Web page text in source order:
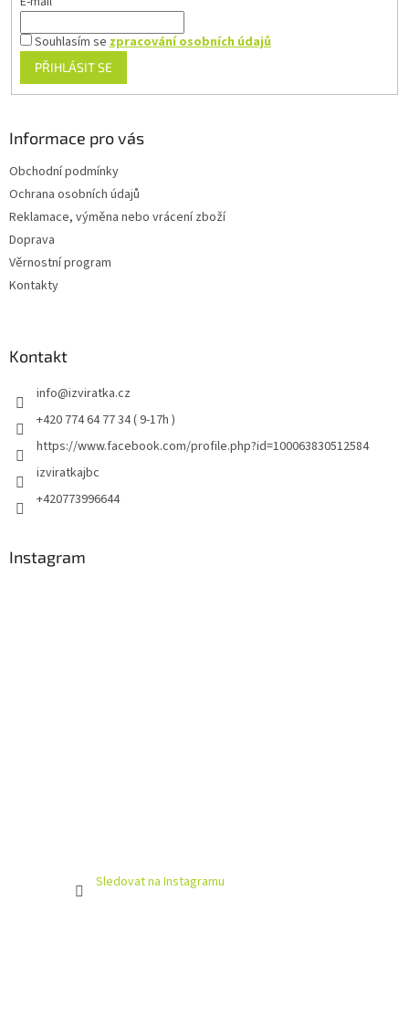
Souhlasím sezpracování osobních údajů
PŘIHLÁSIT SE
Informace pro vás
Obchodní podmínky
Ochrana osobních údajů
Reklamace, výměna nebo vrácení zboží
Doprava
Věrnostní program
Kontakty
Kontakt
info@izviratka.cz
+420 774 64 77 34 ( 9-17h )
https://www.facebook.com/profile.php?id=100063830512584
izviratkajbc
+420773996644
Instagram
Sledovat na Instagramu